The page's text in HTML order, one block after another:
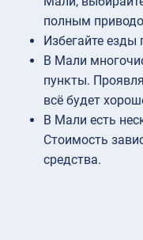
полным
Избегайте езды
В Мали
пункты.
всё будет
В Мали есть
Стоимость
средства.